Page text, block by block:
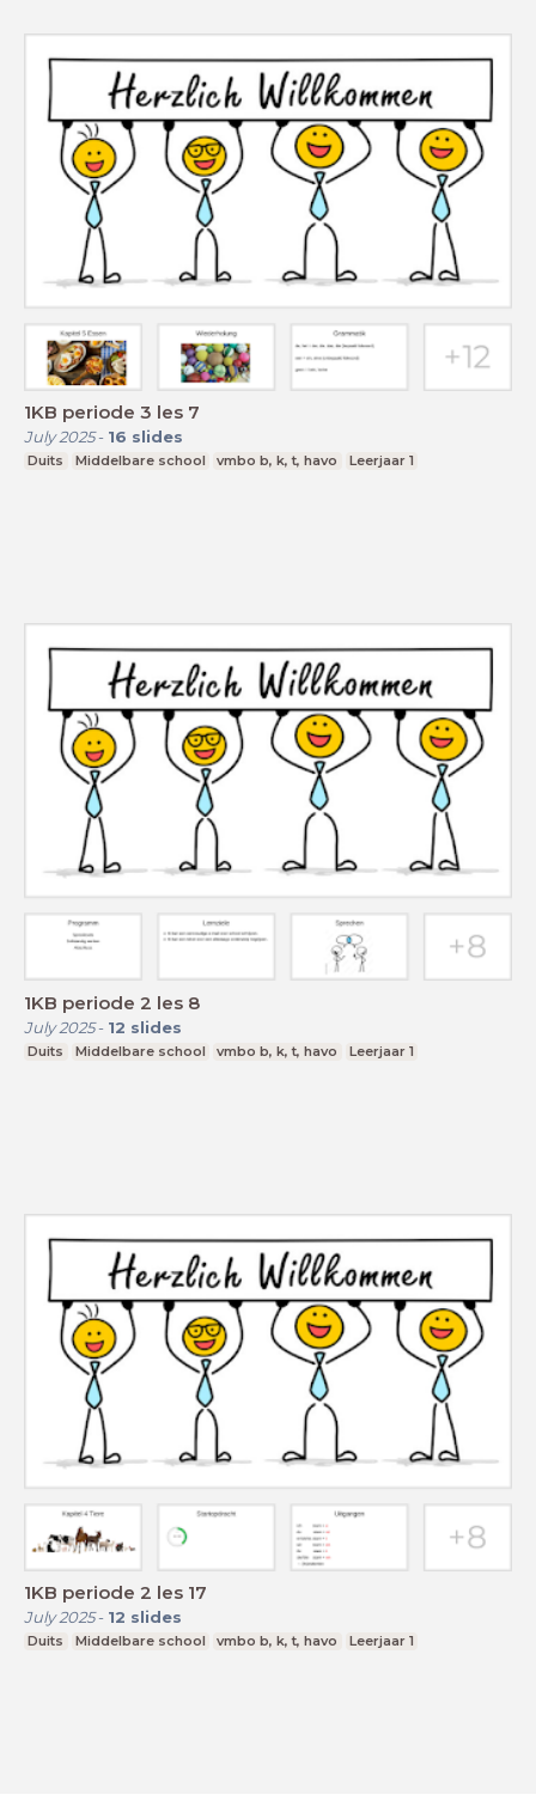
1KB periode 3 les 7
July 2025- 16 slides
Duits Middelbare school vmbo b, k, t, havo Leerjaar 1
1KB periode 2 les 8
July 2025- 12 slides
Duits Middelbare school vmbo b, k, t, havo Leerjaar 1
1KB periode 2 les 17
July 2025- 12 slides
Duits Middelbare school vmbo b, k, t, havo Leerjaar 1